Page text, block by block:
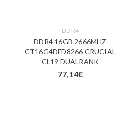
DDR4
DDR4 16GB 2666MHZ
CT16G4DFD8266 CRUCIAL
CL19 DUALRANK
77,14€